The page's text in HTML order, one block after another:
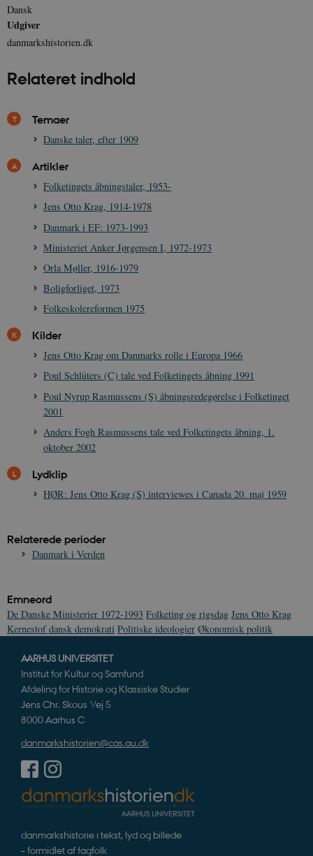
Dansk
Udgiver
danmarkshistorien.dk
Relateret indhold
Temaer
Danske taler, efter 1909
Artikler
Folketingets åbningstaler, 1953-
Jens Otto Krag, 1914-1978
Danmark i EF: 1973-1993
Ministeriet Anker Jørgensen I, 1972-1973
Orla Møller, 1916-1979
Boligforliget, 1973
Folkeskolereformen 1975
Kilder
Jens Otto Krag om Danmarks rolle i Europa 1966
Poul Schlüters (C) tale ved Folketingets åbning 1991
Poul Nyrup Rasmussens (S) åbningsredegørelse i Folketinget
2001
Anders Fogh Rasmussens tale ved Folketingets åbning, 1.
oktober 2002
Lydklip
HØR: Jens Otto Krag (S) interviewes i Canada 20. maj 1959
Relaterede perioder
Danmark i Verden
Emneord
De Danske Ministerier 1972-1993 Folketing og rigsdag Jens Otto Krag
Kernestof dansk demokrati Politiske ideologier Økonomisk politik
AARHUS UNIVERSITET
Institut for Kultur og Samfund
Afdeling for Historie og Klassiske Studier
Jens Chr. Skous Vej 5
8000 Aarhus C
danmarkshistorien@cas.au.dk
danmarkshistorie i tekst, lyd og billede
– formidlet af fagfolk